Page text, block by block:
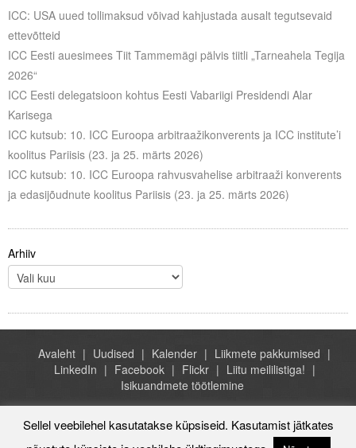
ICC: USA uued tollimaksud võivad kahjustada ausalt tegutsevaid
ettevõtteid
ICC Eesti auesimees Tiit Tammemägi pälvis tiitli „Tarneahela Tegija
2026“
ICC Eesti delegatsioon kohtus Eesti Vabariigi Presidendi Alar
Karisega
ICC kutsub: 10. ICC Euroopa arbitraažikonverents ja ICC institute’i
koolitus Pariisis (23. ja 25. märts 2026)
ICC kutsub: 10. ICC Euroopa rahvusvahelise arbitraaži konverents
ja edasijõudnute koolitus Pariisis (23. ja 25. märts 2026)
Arhiiv
Avaleht Uudised Kalender
Liikmete pakkumised
LinkedIn
Facebook Flickr
Liitu meililistiga!
Isikuandmete töötlemine
Sellel veebilehel kasutatakse küpsiseid. Kasutamist jätkates